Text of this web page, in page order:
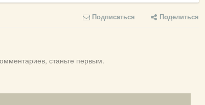
Подписаться Поделиться
станьте первым.